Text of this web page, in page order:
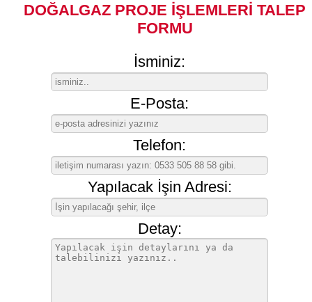
DOĞALGAZ PROJE İŞLEMLERİ TALEP
FORMU
İsminiz:
E-Posta:
Telefon:
Yapılacak İşin Adresi:
Detay: